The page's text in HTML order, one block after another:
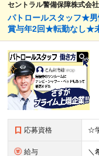
セントラル警備保障株式会
パトロールスタッフ★
賞与年2回★転勤なし★
応募資格
給与